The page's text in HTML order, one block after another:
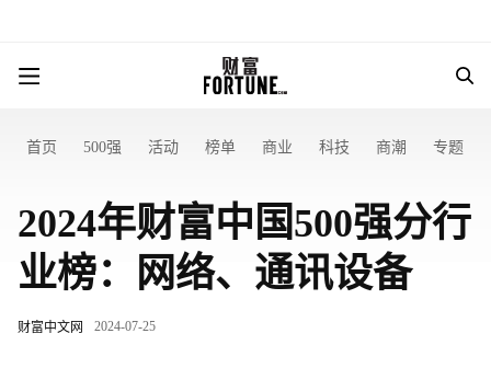
首页 500强 活动 榜单 商业 科技 商潮 专题
2024年财富中国500强分行
业榜：网络、通讯设备
财富中文网 2024-07-25